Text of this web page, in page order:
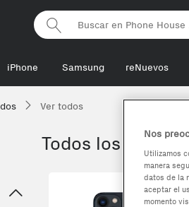
Phonehouse
iPhone Samsung reNuevos
Ver todos
Todos los Nos
Utilizamos
manera
datos de la
aceptar el
momento